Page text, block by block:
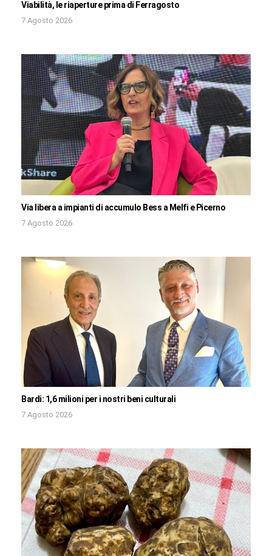
Viabilità, le riaperture prima di Ferragosto
7 Agosto 2026
Via libera a impianti di accumulo Bess a Melfi e Picerno
7 Agosto 2026
Bardi: 1,6 milioni per i nostri beni culturali
7 Agosto 2026